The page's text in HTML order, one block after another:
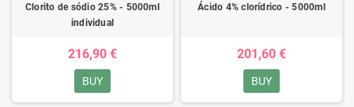
Clorito de sódio 25% - 5000ml
individual
216,90 €
BUY
Ácido 4% clorídrico - 5000ml
201,60 €
BUY